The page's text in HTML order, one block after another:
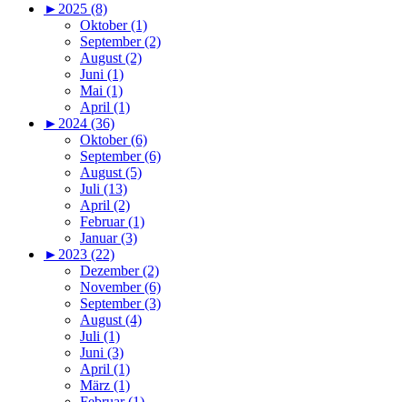
► 2025 (8)
Oktober (1)
September (2)
August (2)
Juni (1)
Mai (1)
April (1)
► 2024 (36)
Oktober (6)
September (6)
August (5)
Juli (13)
April (2)
Februar (1)
Januar (3)
► 2023 (22)
Dezember (2)
November (6)
September (3)
August (4)
Juli (1)
Juni (3)
April (1)
März (1)